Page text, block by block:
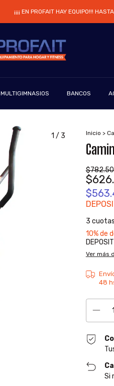
¡¡¡¡ EN PROFAIT HAY EQUIPO!!! HASTA
MULTIGIMNASIOS BANCOS
1 / 3 Inicio >
3
10% de
Ver más
Si